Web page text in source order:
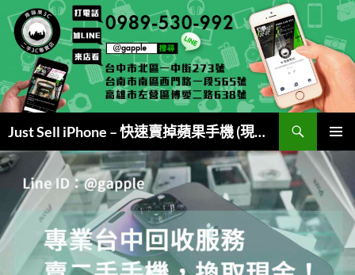
至
內
容
Just Sell iPhone – 快速賣掉蘋果手機 (現金交易)
尋
主要選單